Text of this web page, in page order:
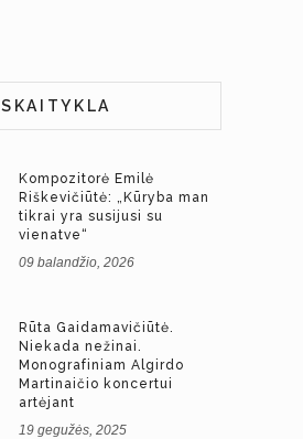
SKAITYKLA
Kompozitorė Emilė
Riškevičiūtė: „Kūryba man
tikrai yra susijusi su
vienatve“
09 balandžio, 2026
Rūta Gaidamavičiūtė.
Niekada nežinai.
Monografiniam Algirdo
Martinaičio koncertui
artėjant
19 gegužės, 2025